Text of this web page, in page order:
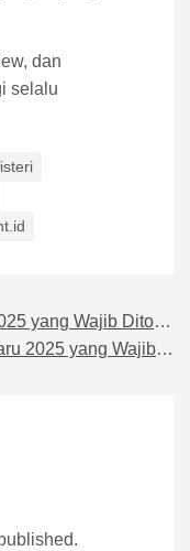
dan
selalu
Ditonton Pecinta Aksi
Ditonton Pecinta Dunia Fantasi